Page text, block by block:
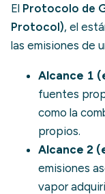
El Protocolo de
Protocol), el
las emisiones de
Alcance 1
fuentes
como la
propios.
Alcance 2
emisiones
vapor